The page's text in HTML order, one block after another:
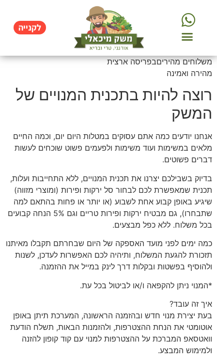
לקנייה
משלוחים מהיריםבפריסה ארצית
מהירה ואמינה
רוצה להיות בתכנית המנויים של
המשק
אנחנו יודעים כמה אתם עסוקים במטלות היום יום, וכמה החיים
מלאים במשימות ועוד משימות ולפעמים פשוט שוכחים לעשות
דברים פשוטים.
בדיוק בשבילכם יצרנו את תכנית המנויים, ללא התחייבות ועלות,
תכנית שמאפשרת לכם לבחור סל ירקות ופירות (ומוצרי מזווה)
שיגיע באופן קבוע אחת לשבוע (או יותר או פחות בהתאם למה
שתבחרו), גם מבטיח ירקות ופירות טריים וגם 5% הנחה קבועים
בכל משלוח. ללא כפל מבצעים.
כמה ימים לפני מועד האספקה של היום שבחרתם תקבלו מאיתנו
תזכורת להגעת המשלוח, ותיהיה לכם האפשרות לעדכן, לשנות
ולהוסיף בפשטות ובקלות דרך לינק במייל את ההזמנה.
*המנוי ניתן להקפאה ו/או לביטול בכל עת.
איך זה עובד?
בעת יצירת מנוי חדש ובהזמנה הראשונה, המערכת תיתן באופן
אוטומטי את הנחת ההצטרפות, ולהזמנות הבאות, תשלח הודעת
וואטסאפ המברכת על ההצטרפות למנוי עם קוד קופון להזנה
ולמימוש המבצע.